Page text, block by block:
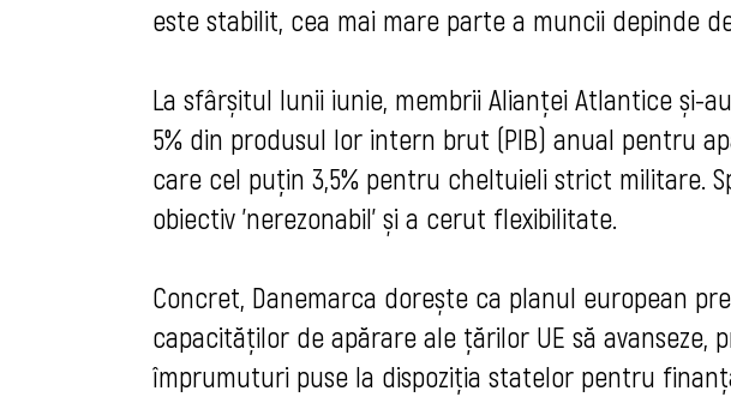
este stabilit, cea mai mare parte a muncii depinde
La sfârșitul lunii iunie, membrii Alianței Atlantice și-
5% din produsul lor intern brut (PIB) anual pentru
care cel puțin 3,5% pentru cheltuieli strict militare.
obiectiv 'nerezonabil' și a cerut flexibilitate.
Concret, Danemarca dorește ca planul european
capacităților de apărare ale țărilor UE să avanseze,
împrumuturi puse la dispoziția statelor pentru